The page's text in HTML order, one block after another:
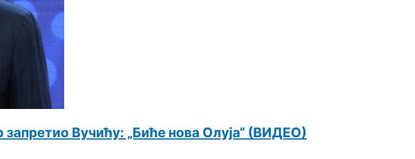
Вучићу: „Биће нова Олуја“ (ВИДЕО)